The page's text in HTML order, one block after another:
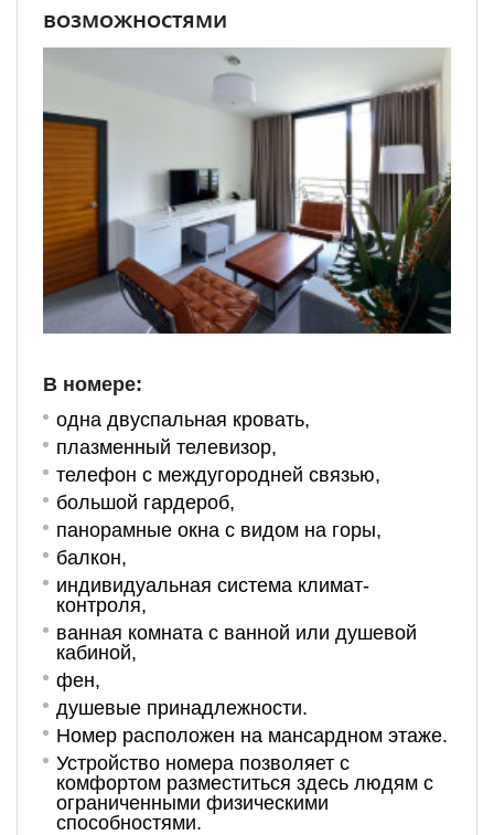
возможностями
В номере:
одна двуспальная кровать,
плазменный телевизор,
телефон с междугородней связью,
большой гардероб,
панорамные окна с видом на горы,
балкон,
индивидуальная система климат-
контроля,
ванная комната с ванной или душевой
кабиной,
фен,
душевые принадлежности.
Номер расположен на мансардном этаже.
Устройство номера позволяет с
комфортом разместиться здесь людям с
ограниченными физическими
способностями.